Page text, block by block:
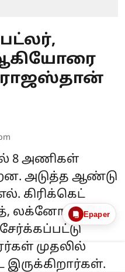
8 அணிகள்
அடுத்த ஆண்டு
கிரிக்கெட்
லக்னோ ஆகிய
முதலில்
இருக்கிறார்கள்.
Epaper